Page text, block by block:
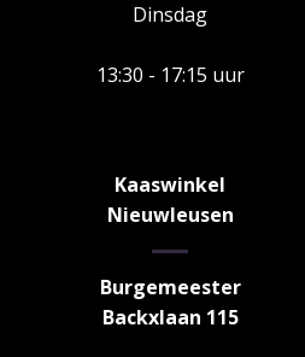
Dinsdag
13:30 - 17:15 uur
Kaaswinkel
Nieuwleusen
Burgemeester
Backxlaan 115